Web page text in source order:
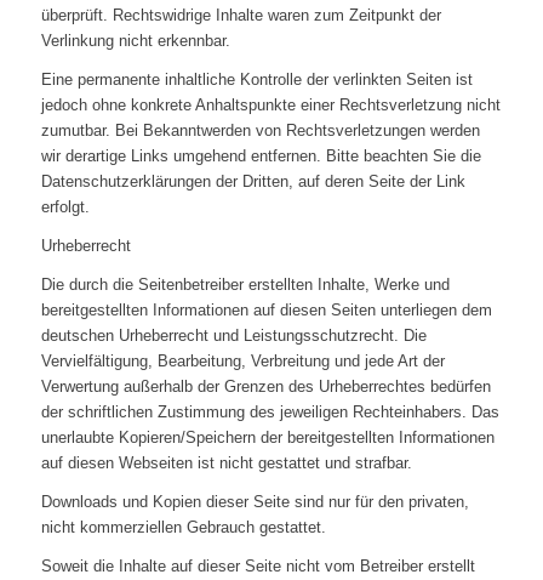
überprüft. Rechtswidrige Inhalte waren zum Zeitpunkt der
Verlinkung nicht erkennbar.
Eine permanente inhaltliche Kontrolle der verlinkten Seiten ist
jedoch ohne konkrete Anhaltspunkte einer Rechtsverletzung nicht
zumutbar. Bei Bekanntwerden von Rechtsverletzungen werden
wir derartige Links umgehend entfernen. Bitte beachten Sie die
Datenschutzerklärungen der Dritten, auf deren Seite der Link
erfolgt.
Urheberrecht
Die durch die Seitenbetreiber erstellten Inhalte, Werke und
bereitgestellten Informationen auf diesen Seiten unterliegen dem
deutschen Urheberrecht und Leistungsschutzrecht. Die
Vervielfältigung, Bearbeitung, Verbreitung und jede Art der
Verwertung außerhalb der Grenzen des Urheberrechtes bedürfen
der schriftlichen Zustimmung des jeweiligen Rechteinhabers. Das
unerlaubte Kopieren/Speichern der bereitgestellten Informationen
auf diesen Webseiten ist nicht gestattet und strafbar.
Downloads und Kopien dieser Seite sind nur für den privaten,
nicht kommerziellen Gebrauch gestattet.
Soweit die Inhalte auf dieser Seite nicht vom Betreiber erstellt